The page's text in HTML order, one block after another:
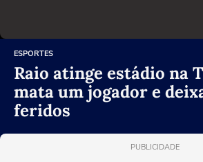
ESPORTES
Raio atinge estádio na
mata um jogador e
feridos
PUBLICIDADE